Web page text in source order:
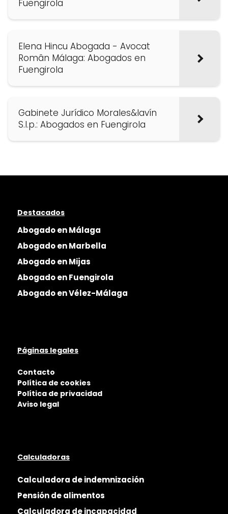
Fuengirola
Elena Hincu Abogada - Avocat
Român Málaga: Abogados en
Fuengirola
Gabinete Jurídico Morales&lavín
S.l.p.: Abogados en Fuengirola
Destacados
Abogado en Málaga
Abogado en Marbella
Abogado en Mijas
Abogado en Fuengirola
Abogado en Vélez-Málaga
Páginas legales
Contacto
Política de cookies
Política de privacidad
Aviso legal
Calculadoras
Calculadora de indemnización
Pensión de alimentos
Calculadora de incapacidad